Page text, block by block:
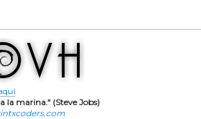
la marina." (Steve Jobs)